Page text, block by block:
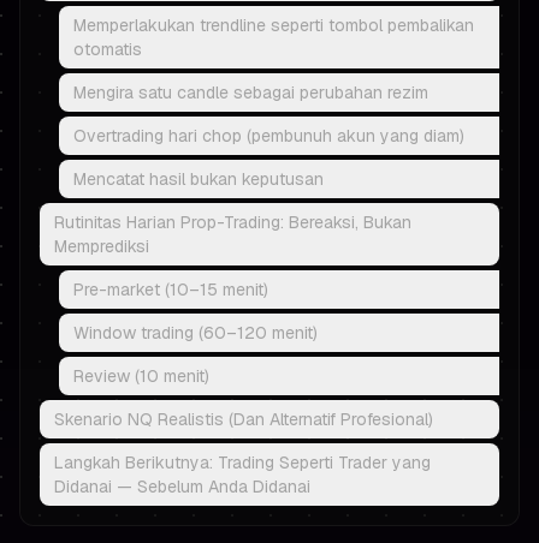
Memperlakukan trendline seperti tombol pembalikan
otomatis
Mengira satu candle sebagai perubahan rezim
Overtrading hari chop (pembunuh akun yang diam)
Mencatat hasil bukan keputusan
Rutinitas Harian Prop-Trading: Bereaksi, Bukan
Memprediksi
Pre-market (10–15 menit)
Window trading (60–120 menit)
Review (10 menit)
Skenario NQ Realistis (Dan Alternatif Profesional)
Langkah Berikutnya: Trading Seperti Trader yang
Didanai — Sebelum Anda Didanai